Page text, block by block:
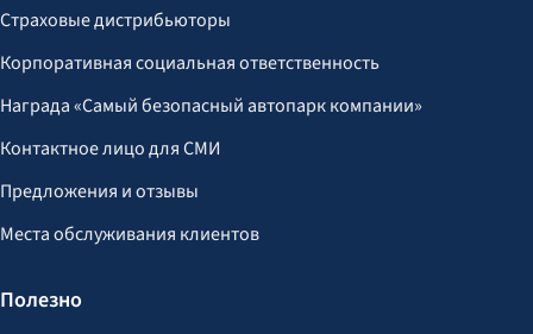
Страховые дистрибьюторы
Корпоративная социальная ответственность
Награда «Самый безопасный автопарк компании»
Контактное лицо для СМИ
Предложения и отзывы
Места обслуживания клиентов
Полезно